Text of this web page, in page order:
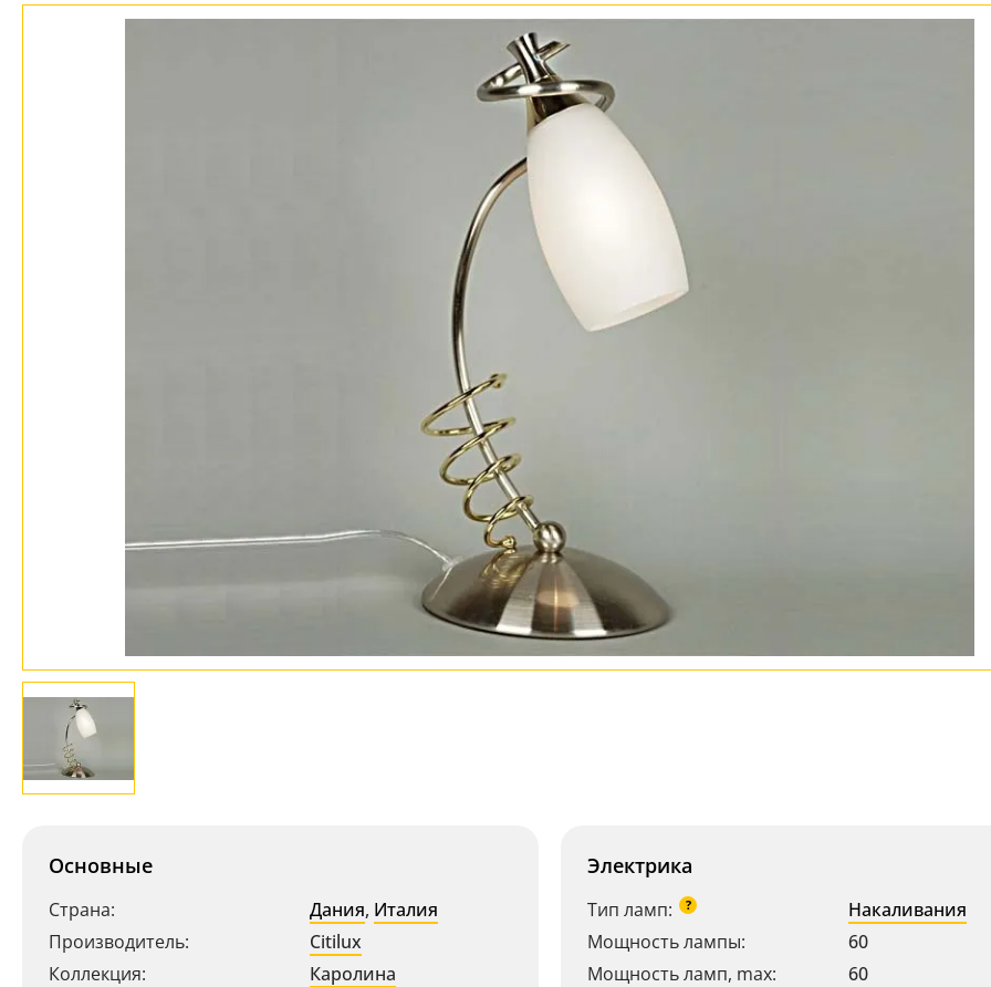
Гарантия
Белые
Бронза
Золото
Прозрачные
Хром
Черные
Основные
Страна: Дания, Италия
Производитель:
Citilux
Коллекция:
Каролина
Электрика
Тип ламп: ?
Накаливания
Мощность лампы:
60
Мощность ламп, max:
60